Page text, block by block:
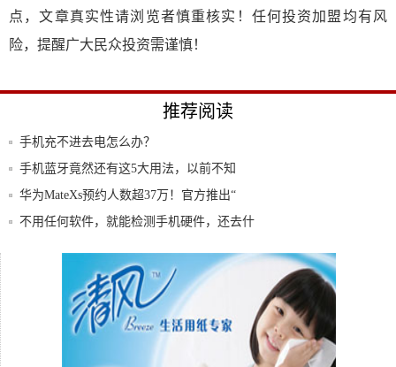
点，文章真实性请浏览者慎重核实！任何投资加盟均有风
险，提醒广大民众投资需谨慎！
推荐阅读
手机充不进去电怎么办？
手机蓝牙竟然还有这5大用法，以前不知
道，真的
华为MateXs预约人数超37万！官方推出“
不用任何软件，就能检测手机硬件，还去什
手机恢复出厂设置，对手机到底有没有损